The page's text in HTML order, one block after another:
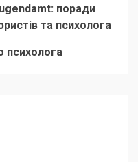
поради
та психолога
психолога